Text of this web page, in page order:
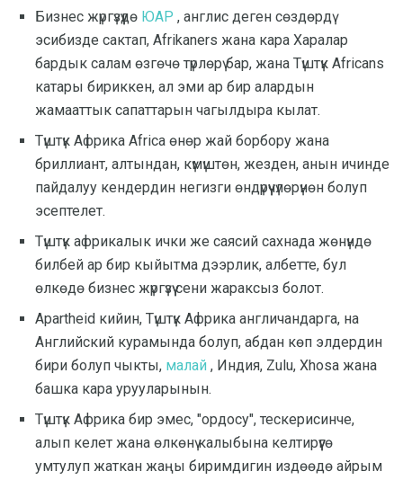
Бизнес жүргүзүүдө ЮАР , англис деген сөздөрдү
эсибизде сактап, Afrikaners жана кара Харалар
бардык салам өзгөчө түрлөрү бар, жана Түштүк Africans
катары бириккен, ал эми ар бир алардын
жамааттык сапаттарын чагылдыра кылат.
Түштүк Африка Africa өнөр жай борбору жана
бриллиант, алтындан, күмүштөн, жезден, анын ичинде
пайдалуу кендердин негизги өндүрүүчүлөрүнөн болуп
эсептелет.
Түштүк африкалык ички же саясий сахнада жөнүндө
билбей ар бир кыйытма дээрлик, албетте, бул
өлкөдө бизнес жүргүзүү сени жараксыз болот.
Apartheid кийин, Түштүк Африка англичандарга, на
Английский курамында болуп, абдан көп элдердин
бири болуп чыкты, малай , Индия, Zulu, Xhosa жана
башка кара урууларынын.
Түштүк Африка бир эмес, "ордосу", тескерисинче,
алып келет жана өлкөнү калыбына келтирүүгө
умтулуп жаткан жаңы биримдигин издөөдө айрым